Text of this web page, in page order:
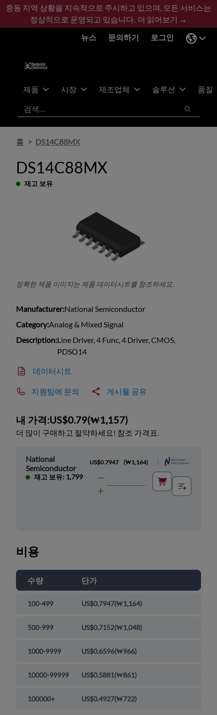
기
콘
바
글
중동 지역 상황을 지속적으로 주시하고 있으며, 모든 서비스는
정상적으로 운영되고 있습니다. 더 읽어보기 →
뉴스
문의하기 로그인
제품 시장 제조업체 솔루션
품질
검색
검색
홈 DS14C88MX
DS14C88MX
재고 보유
정확한 제품 이미지는 제품 데이터시트를 참조하세요.
Manufacturer:National Semiconductor
Category:Analog & Mixed Signal
Description:Line Driver, 4 Func, 4 Driver, CMOS,
PDSO14
데이터시트
지원팀에 문의 게시물 공유
내 가격:US$0.79(₩1,157)
더 많이 구매하고 절약하세요! 참조 가격표.
National
Semiconductor
재고 보유: 1,799
US$0.7947 (₩1,164)
비용
수량 단가
100-499 US$0.7947(₩1,164)
500-999 US$0.7152(₩1,048)
1000-9999 US$0.6596(₩966)
10000-99999 US$0.5881(₩861)
100000+ US$0.4927(₩722)